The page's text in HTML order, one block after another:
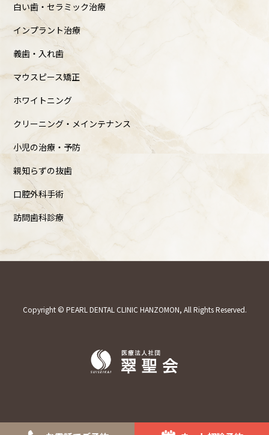
白い歯・セラミック治療
インプラント治療
義歯・入れ歯
マウスピース矯正
ホワイトニング
クリーニング・メインテナンス
小児の治療・予防
親知らずの抜歯
口腔外科手術
訪問歯科診療
Copyright © PEARL DENTAL CLINIC HANZOMON, All Rights Reserved.